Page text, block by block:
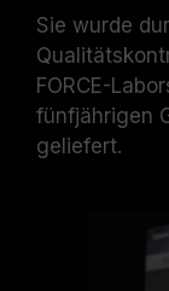
Sie wurde
FORCE-
fünfjährigen
geliefert.